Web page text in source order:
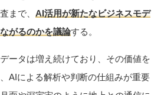
まで、 AI活用が新たなビジネスモデ
がるのかを議論する。
ータは増え続けており、その価値を
AIによる解析や判断の仕組みが重要